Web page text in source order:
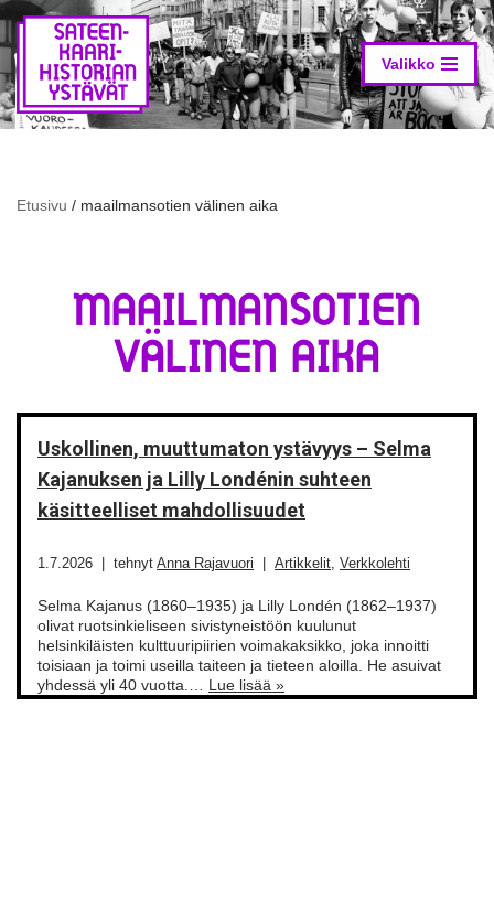
Siirry
suoraan
sisältöön
Valikko
Etusivu / maailmansotien välinen aika
MAAILMANSOTIEN
VÄLINEN AIKA
Uskollinen, muuttumaton ystävyys – Selma
Kajanuksen ja Lilly Londénin suhteen
käsitteelliset mahdollisuudet
1.7.2026 tehnyt Anna Rajavuori Artikkelit Verkkolehti
Selma Kajanus (1860–1935) ja Lilly Londén (1862–1937)
olivat ruotsinkieliseen sivistyneistöön kuulunut
helsinkiläisten kulttuuripiirien voimakaksikko, joka innoitti
toisiaan ja toimi useilla taiteen ja tieteen aloilla. He asuivat
yhdessä yli 40 vuotta.… Lue lisää »